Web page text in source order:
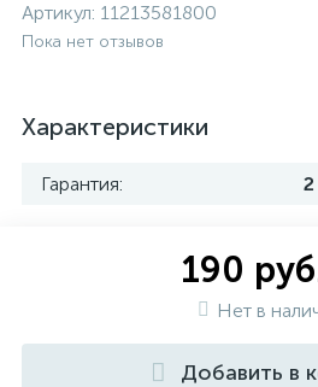
Артикул: 11213581800
Пока нет отзывов
Характеристики
Гарантия:
190
Нет в
Добавить в